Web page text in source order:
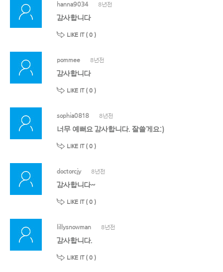
hanna9034 8년전
감사합니다
LIKE IT ( 0 )
pommee 8년전
감사합니다
LIKE IT ( 0 )
sophia0818 8년전
너무 예뻐요 감사합니다. 잘쓸게요:)
LIKE IT ( 0 )
doctorcjy 8년전
감사합니다~
LIKE IT ( 0 )
lillysnowman 8년전
감사합니다.
LIKE IT ( 0 )